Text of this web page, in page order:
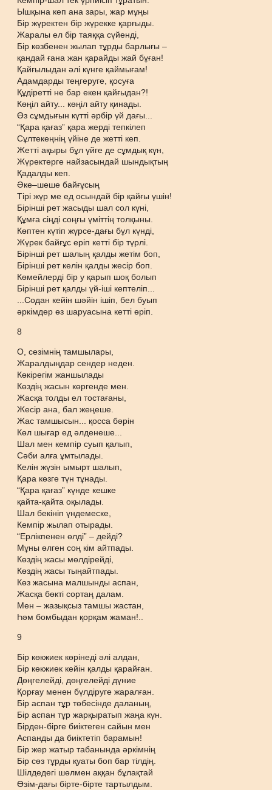
Ышқына кеп ана зары, жар мұңы
Бір жүректен бір жүрекке қарғыды.
Жаралы ел бір таяққа сүйенді,
Бір көзбенен жылап тұрды барлығы –
қандай ғана жан қарайды жай бұған!
Қайғылыдан әлі күнге қаймығам!
Адамдарды теңгеруге, қосуға
Құдіретті не бар екен қайғыдан?!
Көңіл айту... көңіл айту қинады.
Өз сұмдығын күтті әрбір үй дағы...
“Қара қағаз” қара жерді тепкілеп
Сұлтекеңнің үйіне де жетті кеп.
Жетті ақыры бұл үйге де сұмдық күн,
Жүректерге найзасындай шындықтың
Қадалды кеп.
Әке–шеше байғұсың
Тірі жүр ме ед осындай бір қайғы үшін!
Бірінші рет жасыды шал сол күні,
Құмға сіңді соңғы үміттің толқыны.
Көптен күтіп жүрсе-дағы бұл күнді,
Жүрек байғұс еріп кетті бір түрлі.
Бірінші рет шалың қалды жетім боп,
Бірінші рет келін қалды жесір боп.
Көмейлерді бір у қарып шоқ болып
Бірінші рет қалды үй-іші кептеліп...
...Содан кейін шәйін ішіп, бел буып
әркімдер өз шаруасына кетті өріп.
8
О, сезімнің тамшылары,
Жаралдыңдар сендер неден.
Көкірегім жаншылады
Көздің жасын көргенде мен.
Жасқа толды ел тостағаны,
Жесір ана, бал жеңеше.
Жас тамшысын... қосса бәрін
Көл шығар ед әлденеше...
Шал мен кемпір суып қалып,
Сәби алға ұмтылады.
Келін жүзін ымырт шалып,
Қара көзге түн тұнады.
“Қара қағаз” күнде кешке
қайта-қайта оқылады.
Шал бекініп үндемеске,
Кемпір жылап отырады.
“Ерлікпенен өлді” – дейді?
Мұны өлген соң кім айтпады.
Көздің жасы мөлдірейді,
Көздің жасы тыңайтпады.
Көз жасына малшынды аспан,
Жасқа бөкті сортаң далам.
Мен – жазықсыз тамшы жастан,
Һәм бомбыдан қорқам жаман!..
9
Бір көкжиек көрінеді әлі алдан,
Бір көкжиек кейін қалды қарайған.
Дөңгелейді, дөңгелейді дүние
Қорғау менен бүлдіруге жаралған.
Бір аспан тұр төбесінде даланың,
Бір аспан тұр жарқыратып жаңа күн.
Бірден-бірге биіктеген сайын мен
Аспанды да биіктетіп барамын!
Бір жер жатыр табанында әркімнің
Бір сөз тұрды қуаты боп бар тілдің.
Шілдедегі шөлмен аққан бұлақтай
Өзім-дағы бірте-бірте тартылдым.